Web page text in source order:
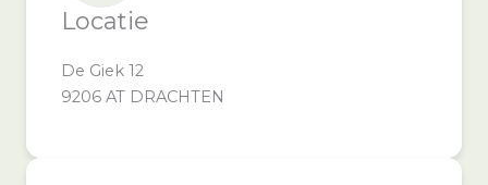
Locatie
De Giek 12
9206 AT DRACHTEN